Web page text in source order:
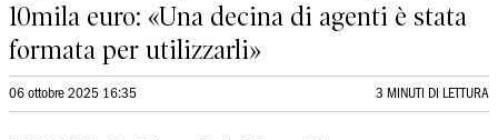
10mila euro: «Una decina di agenti è stata
formata per utilizzarli»
06 ottobre 2025 16:35 3 MINUTI DI LETTURA